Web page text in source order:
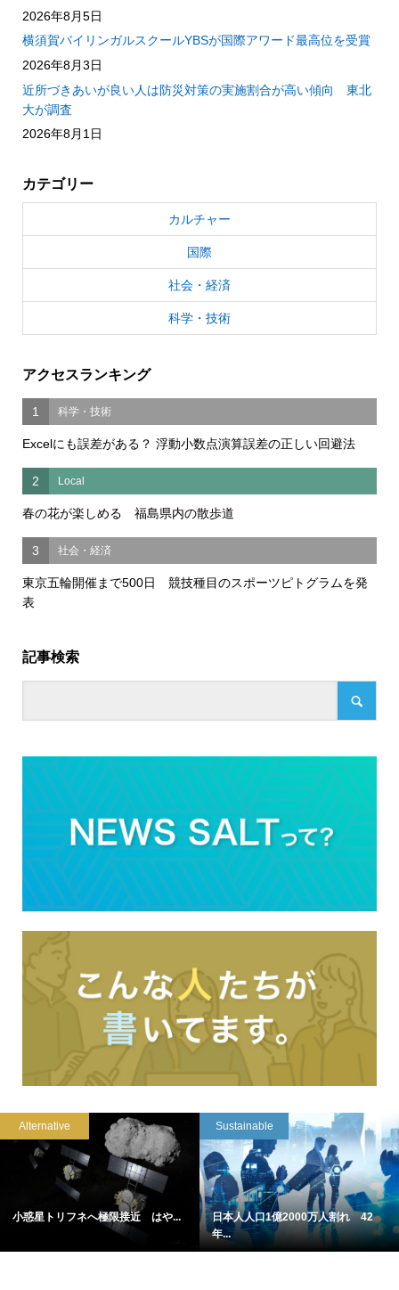
2026年8月5日
横須賀バイリンガルスクールYBSが国際アワード最高位を受賞
2026年8月3日
近所づきあいが良い人は防災対策の実施割合が高い傾向 東北
大が調査
2026年8月1日
カテゴリー
カルチャー
国際
社会・経済
科学・技術
アクセスランキング
1 科学・技術
Excelにも誤差がある？ 浮動小数点演算誤差の正しい回避法
2 Local
春の花が楽しめる 福島県内の散歩道
3 社会・経済
東京五輪開催まで500日 競技種目のスポーツピトグラムを発
表
記事検索
Alternative
小惑星トリフネへ極限接近 はや...
Sustainable
日本人人口1億2000万人割れ 42
年...